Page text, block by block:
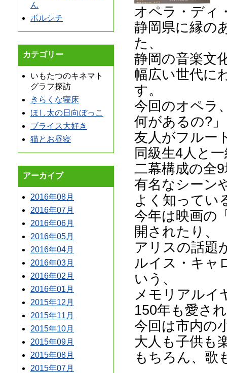
ん
ボルシチ
カテゴリー
いもたつのキネマト
グラフ探訪
きらくな寝床
ほし太の日向ぼっこ
ブライス大好き
猫とお昼寝
アーカイブ
2016年08月
2016年07月
2016年06月
2016年05月
2016年04月
2016年03月
2016年02月
2016年01月
2015年12月
2015年11月
2015年10月
2015年09月
2015年08月
2015年07月
オペラ・ディ
静岡県に縁の
た、
静岡の音楽文
幅広い世代に
す。
今回のオペラ
何があるの?
友人がフルー
同級生4人と
二幕構成の全
有名なシーン
よく知ってい
今年は映画の
開されたり、
アリスの話題
ルイス・キャ
いう、
メモリアルイ
150年も愛さ
今回は市内の
大人も子供も
もちろん、歌